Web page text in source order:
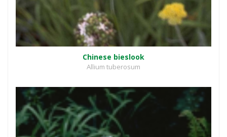
Chinese bieslook
Allium tuberosum